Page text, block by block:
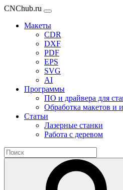
CNChub.ru
Макеты
CDR
DXF
PDF
EPS
SVG
AI
Программы
ПО и драйвера для
Обработка макетов и
Статьи
Лазерные станки
Работа с деревом